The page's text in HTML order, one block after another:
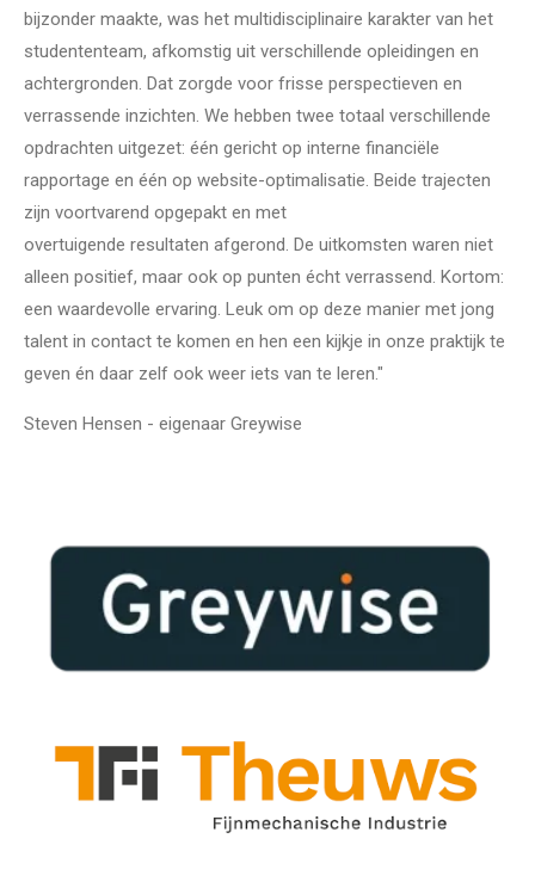
bijzonder maakte, was het multidisciplinaire karakter van het
studententeam, afkomstig uit verschillende opleidingen en
achtergronden. Dat zorgde voor frisse perspectieven en
verrassende inzichten. We hebben twee totaal verschillende
opdrachten uitgezet: één gericht op interne financiële
rapportage en één op website-optimalisatie. Beide trajecten
zijn voortvarend opgepakt en met
overtuigende resultaten afgerond. De uitkomsten waren niet
alleen positief, maar ook op punten écht verrassend. Kortom:
een waardevolle ervaring. Leuk om op deze manier met jong
talent in contact te komen en hen een kijkje in onze praktijk te
geven én daar zelf ook weer iets van te leren."
Steven Hensen - eigenaar Greywise